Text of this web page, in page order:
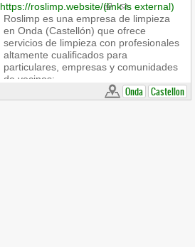
https://roslimp.website/(link is external)
Roslimp es una empresa de limpieza
en Onda (Castellón) que ofrece
servicios de limpieza con profesionales
altamente cualificados para
particulares, empresas y comunidades
de vecinos:
-Limpieza de oficinas
Onda Castellon